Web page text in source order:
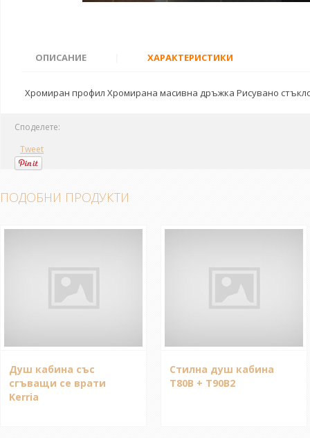
ОПИСАНИЕ ХАРАКТЕРИСТИКИ
Хромиран профил Хромирана масивна дръжка Рисувано
Споделете:
Tweet
ПОДОБНИ ПРОДУКТИ
Душ кабина със
сгъващи се врати
Kerria
Стилна душ кабина
T80B + T90B2